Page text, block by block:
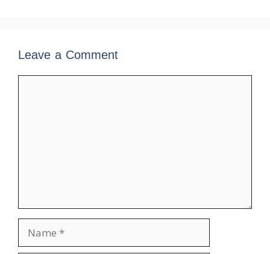
Leave a Comment
Name